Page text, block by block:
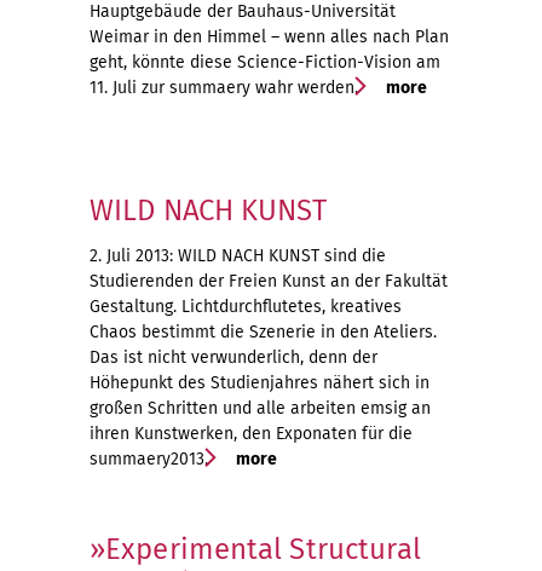
Hauptgebäude der Bauhaus-Universität
Weimar in den Himmel – wenn alles nach Plan
geht, könnte diese Science-Fiction-Vision am
11. Juli zur summaery wahr werden.
more
WILD NACH KUNST
2. Juli 2013: WILD NACH KUNST sind die
Studierenden der Freien Kunst an der Fakultät
Gestaltung. Lichtdurchflutetes, kreatives
Chaos bestimmt die Szenerie in den Ateliers.
Das ist nicht verwunderlich, denn der
Höhepunkt des Studienjahres nähert sich in
großen Schritten und alle arbeiten emsig an
ihren Kunstwerken, den Exponaten für die
summaery2013.
more
»Experimental Structural